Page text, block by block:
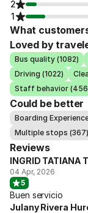
2
1
What
Loved by
Bus quality (1082)
Driving (1022)
Staff behavior
Could be better
Boarding
Multiple stops (367)
Reviews
INGRID TATIANA
04 Apr, 2026
5
Buen servicio
Julany Rivera